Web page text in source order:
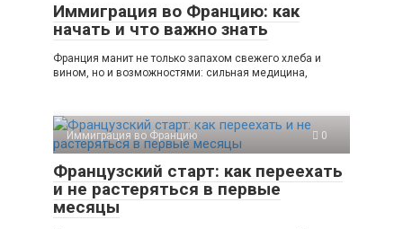
Иммиграция во Францию: как
начать и что важно знать
Франция манит не только запахом свежего хлеба и
вином, но и возможностями: сильная медицина,
Иммиграция во Францию 0
Французский старт: как переехать
и не растеряться в первые
месяцы